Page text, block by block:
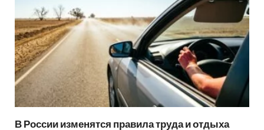
В России изменятся правила труда и отдыха